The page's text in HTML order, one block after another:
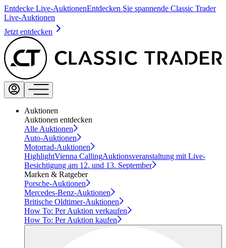
Entdecke Live-AuktionenEntdecken Sie spannende Classic Trader
Live-Auktionen
Jetzt entdecken
Auktionen
Auktionen entdecken
Alle Auktionen
Auto-Auktionen
Motorrad-Auktionen
HighlightVienna CallingAuktionsveranstaltung mit Live-
Besichtigung am 12. und 13. September
Marken & Ratgeber
Porsche-Auktionen
Mercedes-Benz-Auktionen
Britische Oldtimer-Auktionen
How To: Per Auktion verkaufen
How To: Per Auktion kaufen